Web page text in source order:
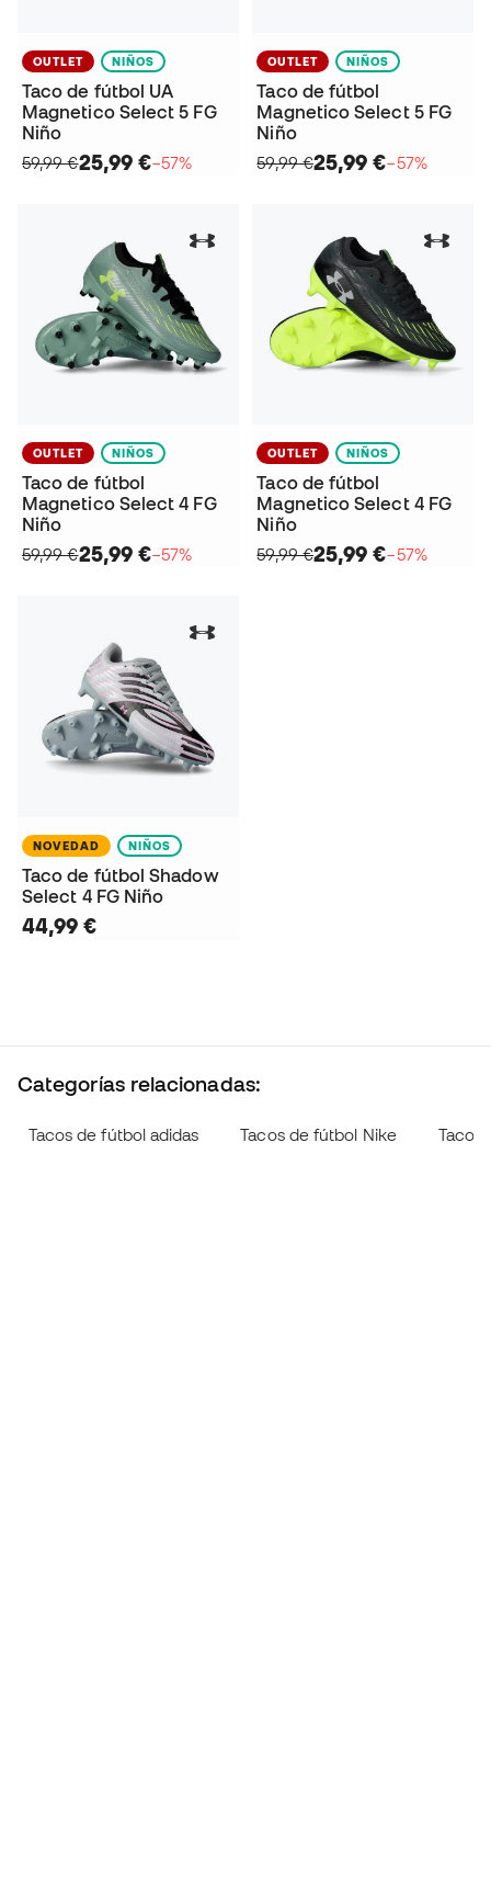
OUTLET NIÑOS
Taco de fútbol UA
Magnetico Select 5 FG
Niño
59,99 €25,99 €−57%
OUTLET NIÑOS
Taco de fútbol
Magnetico Select 5 FG
Niño
59,99 €25,99 €−57%
OUTLET NIÑOS
Taco de fútbol
Magnetico Select 4 FG
Niño
59,99 €25,99 €−57%
OUTLET NIÑOS
Taco de fútbol
Magnetico Select 4 FG
Niño
59,99 €25,99 €−57%
NOVEDAD NIÑOS
Taco de fútbol Shadow
Select 4 FG Niño
44,99 €
Categorías relacionadas:
Tacos de fútbol adidas Tacos de fútbol Nike Tacos